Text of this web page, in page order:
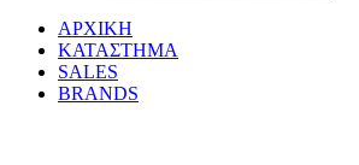
ΑΡΧΙΚΗ
ΚΑΤΑΣΤΗΜΑ
SALES
BRANDS